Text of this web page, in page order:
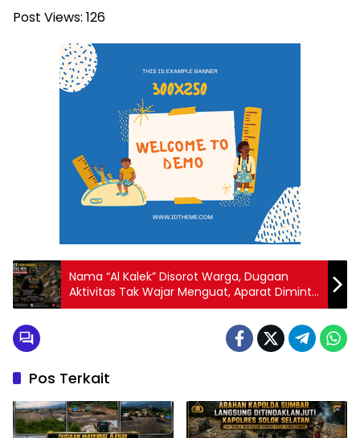
Post Views: 126
Nama “Al Kalek” Disorot Warga, Dugaan
Aktivitas Tak Wajar Menguat, Aparat Diminta
Telusuri Jejak di Lapangan
Pos Terkait